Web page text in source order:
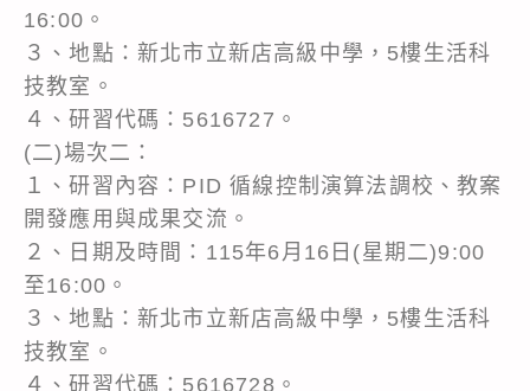
16:00。
３、地點：新北市立新店高級中學，5樓生活科
技教室。
４、研習代碼：5616727。
(二)場次二：
１、研習內容：PID 循線控制演算法調校、教案
開發應用與成果交流。
２、日期及時間：115年6月16日(星期二)9:00
至16:00。
３、地點：新北市立新店高級中學，5樓生活科
技教室。
４、研習代碼：5616728。